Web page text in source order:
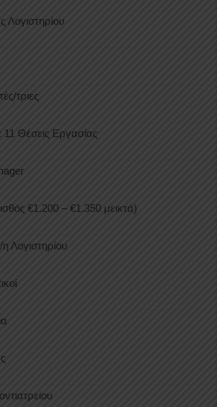
Λογιστηρίου
τριες
Θέσεις Εργασίας
€1.200 – €1.350 μεικτά)
Λογιστηρίου